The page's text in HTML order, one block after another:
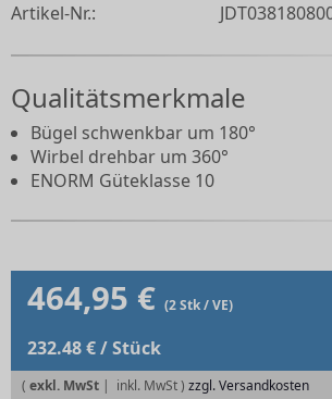
Artikel-Nr.:
Qualitätsmerkmale
Bügel schwenkbar um 180°
Wirbel drehbar um 360°
ENORM Güteklasse 10
464,95 € (2 Stk / VE)
232.48 € / Stück
( exkl. MwSt | zzgl. Versandkosten